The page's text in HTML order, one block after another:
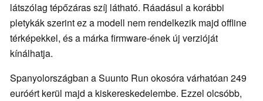
látszólag tépőzáras szíj látható. Ráadásul a korábbi
pletykák szerint ez a modell nem rendelkezik majd offline
térképekkel, és a márka firmware-ének új verzióját
kínálhatja.
Spanyolországban a Suunto Run okosóra várhatóan 249
euróért kerül majd a kiskereskedelembe. Ezzel olcsóbb,